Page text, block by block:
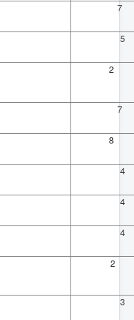
7
5
2
7
8
4
4
4
2
3